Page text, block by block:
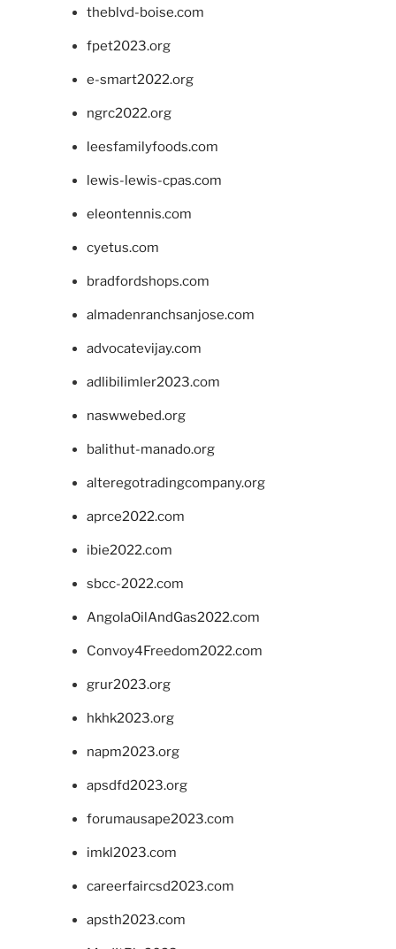
theblvd-boise.com
fpet2023.org
e-smart2022.org
ngrc2022.org
leesfamilyfoods.com
lewis-lewis-cpas.com
eleontennis.com
cyetus.com
bradfordshops.com
almadenranchsanjose.com
advocatevijay.com
adlibilimler2023.com
naswwebed.org
balithut-manado.org
alteregotradingcompany.org
aprce2022.com
ibie2022.com
sbcc-2022.com
AngolaOilAndGas2022.com
Convoy4Freedom2022.com
grur2023.org
hkhk2023.org
napm2023.org
apsdfd2023.org
forumausape2023.com
imkl2023.com
careerfaircsd2023.com
apsth2023.com